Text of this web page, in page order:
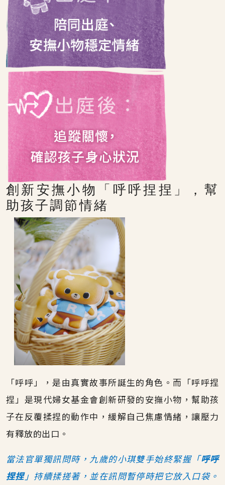
創新安撫小物「呼呼捏捏」，幫
助孩子調節情緒
「呼呼」，是由真實故事所誕生的角色。而「呼呼捏
捏」是現代婦女基金會創新研發的安撫小物，幫助孩
子在反覆揉捏的動作中，緩解自己焦慮情緒，讓壓力
有釋放的出口。
當法官單獨訊問時，九歲的小琪雙手始終緊握「 呼呼
捏捏」持續揉搓著，並在訊問暫停時把它放入口袋。